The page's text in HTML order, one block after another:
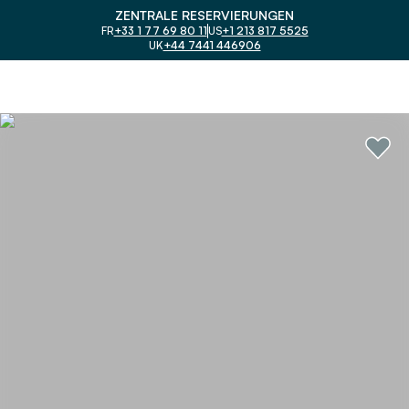
ZENTRALE RESERVIERUNGEN
FR+33 1 77 69 80 11US+1 213 817 5525
UK+44 7441 446906